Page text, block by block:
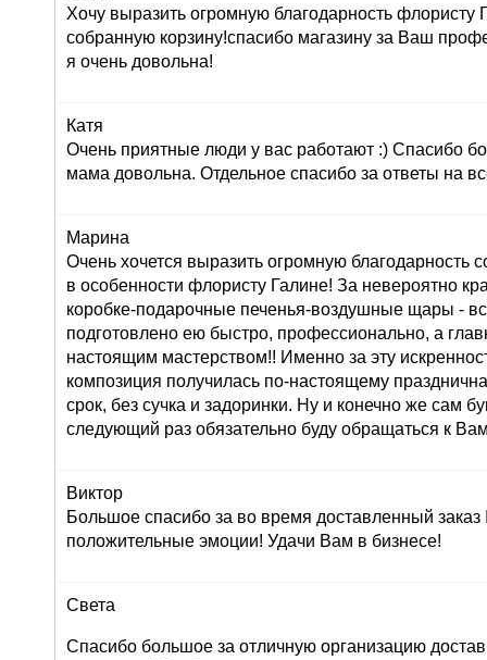
Хочу выразить огромную благодарность флористу
собранную корзину!спасибо магазину за Ваш
я очень довольна!
Катя
Очень приятные люди у вас работают :) Спасибо
мама довольна. Отдельное спасибо за ответы на
Марина
Очень хочется выразить огромную благодарность
в особенности флористу Галине! За невероятно
коробке-подарочные печенья-воздушные щары -
подготовлено ею быстро, профессионально, а
настоящим мастерством!! Именно за эту
композиция получилась по-настоящему
срок, без сучка и задоринки. Ну и конечно же сам
следующий раз обязательно буду обращаться к
Виктор
Большое спасибо за во время доставленный
положительные эмоции! Удачи Вам в бизнесе!
Света
Спасибо большое за отличную организацию